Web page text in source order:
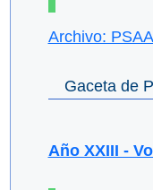
Archivo:
Gaceta de
Año XXIII -